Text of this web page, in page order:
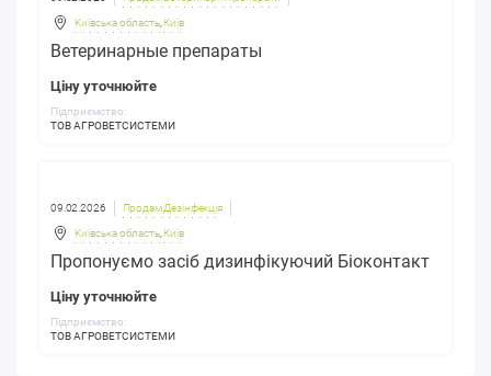
Київська область, Київ
Ветеринарные препараты
Ціну уточнюйте
Підприємство:
ТОВ АГРОВЕТСИСТЕМИ
09.02.2026 Продам Дезінфекція
Київська область, Київ
Пропонуємо засіб дизинфікуючий Біоконтакт
Ціну уточнюйте
Підприємство:
ТОВ АГРОВЕТСИСТЕМИ